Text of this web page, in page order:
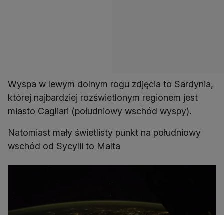
Wyspa w lewym dolnym rogu zdjęcia to Sardynia,
której najbardziej rozświetlonym regionem jest
miasto Cagliari (południowy wschód wyspy).
Natomiast mały świetlisty punkt na południowy
wschód od Sycylii to Malta